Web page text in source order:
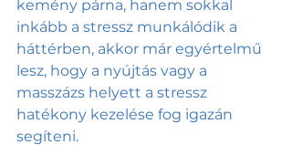
kemény párna, hanem sokkal
inkább a stressz munkálódik a
háttérben, akkor már egyértelmű
lesz, hogy a nyújtás vagy a
masszázs helyett a stressz
hatékony kezelése fog igazán
segíteni.